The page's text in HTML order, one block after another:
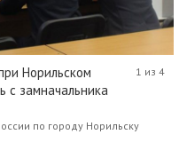
Норильском
с замначальника
по городу Норильску
1 из 4